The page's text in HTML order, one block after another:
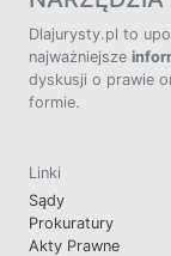
Dlajurysty.pl to
najważniejsze
dyskusji o prawie
formie.
Linki
Sądy
Prokuratury
Akty Prawne